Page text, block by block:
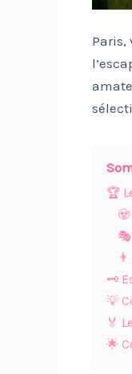
Paris,
🏆
🗝️
💡
🏅
🌟